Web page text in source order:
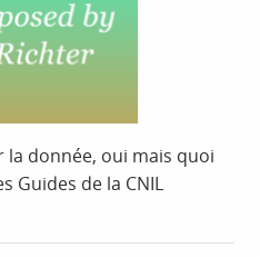
la donnée, oui mais quoi
Guides de la CNIL